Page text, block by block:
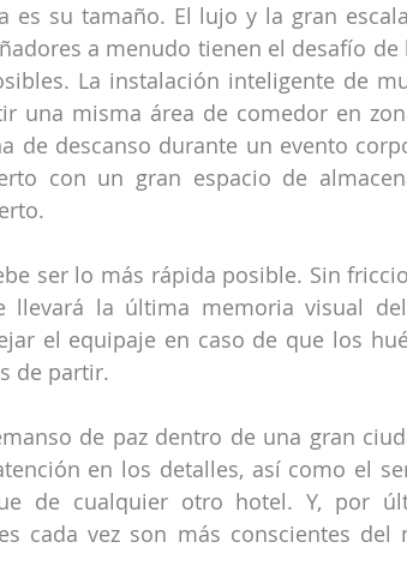
es su tamaño. El lujo y la gran
a menudo tienen el desafío de
La instalación inteligente de
una misma área de comedor en
de descanso durante un evento
con un gran espacio de
ser lo más rápida posible. Sin
llevará la última memoria visual
el equipaje en caso de que los
de partir.
de paz dentro de una gran
en los detalles, así como el
de cualquier otro hotel. Y, por
cada vez son más conscientes